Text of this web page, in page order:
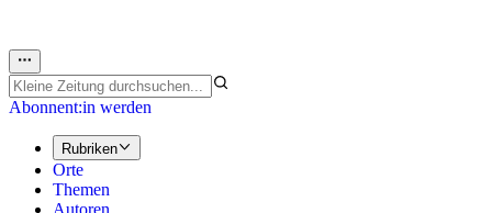
Abonnent:in werden
Rubriken
Orte
Themen
Autoren